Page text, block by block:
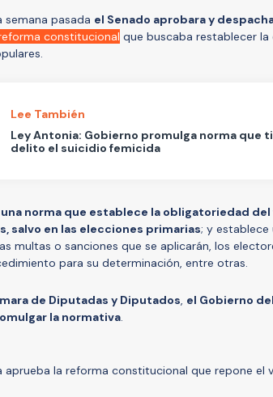
semana pasada el Senado aprobara y
constitucional que buscaba restablecer
Lee También
Ley Antonia: Gobierno promulga norma que
delito el suicidio femicida
norma que establece la obligatoriedad
salvo en las elecciones primarias; y establece
multas o sanciones que se aplicarán, los
para su determinación, entre otras.
de Diputadas y Diputados, el Gobierno
la normativa.
aprueba la reforma constitucional que repone